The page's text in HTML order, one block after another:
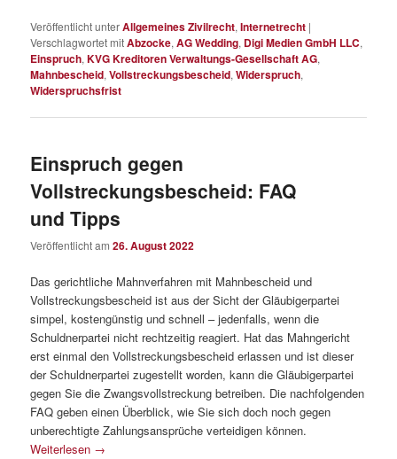
Veröffentlicht unterAllgemeines Zivilrecht,Internetrecht |
Verschlagwortet mitAbzocke,AG Wedding, Digi Medien GmbH LLC,
Einspruch,KVG Kreditoren Verwaltungs-Gesellschaft AG,
Mahnbescheid,Vollstreckungsbescheid,Widerspruch,
Widerspruchsfrist
Einspruch gegen
Vollstreckungsbescheid: FAQ
und Tipps
Veröffentlicht am26. August 2022
Das gerichtliche Mahnverfahren mit Mahnbescheid und
Vollstreckungsbescheid ist aus der Sicht der Gläubigerpartei
simpel, kostengünstig und schnell – jedenfalls, wenn die
Schuldnerpartei nicht rechtzeitig reagiert. Hat das Mahngericht
erst einmal den Vollstreckungsbescheid erlassen und ist dieser
der Schuldnerpartei zugestellt worden, kann die Gläubigerpartei
gegen Sie die Zwangsvollstreckung betreiben. Die nachfolgenden
FAQ geben einen Überblick, wie Sie sich doch noch gegen
unberechtigte Zahlungsansprüche verteidigen können.
Weiterlesen →